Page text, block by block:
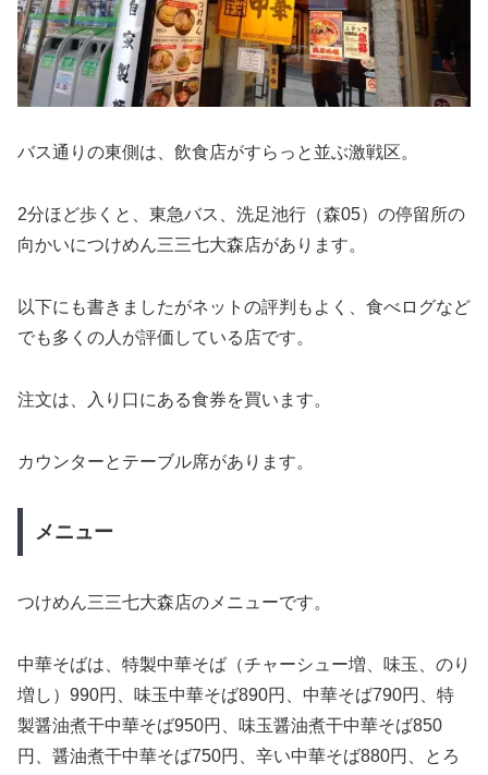
バス通りの東側は、飲食店がすらっと並ぶ激戦区。
2分ほど歩くと、東急バス、洗足池行（森05）の停留所の
向かいにつけめん三三七大森店があります。
以下にも書きましたがネットの評判もよく、食べログなど
でも多くの人が評価している店です。
注文は、入り口にある食券を買います。
カウンターとテーブル席があります。
メニュー
つけめん三三七大森店のメニューです。
中華そばは、特製中華そば（チャーシュー増、味玉、のり
増し）990円、味玉中華そば890円、中華そば790円、特
製醤油煮干中華そば950円、味玉醤油煮干中華そば850
円、醤油煮干中華そば750円、辛い中華そば880円、とろ